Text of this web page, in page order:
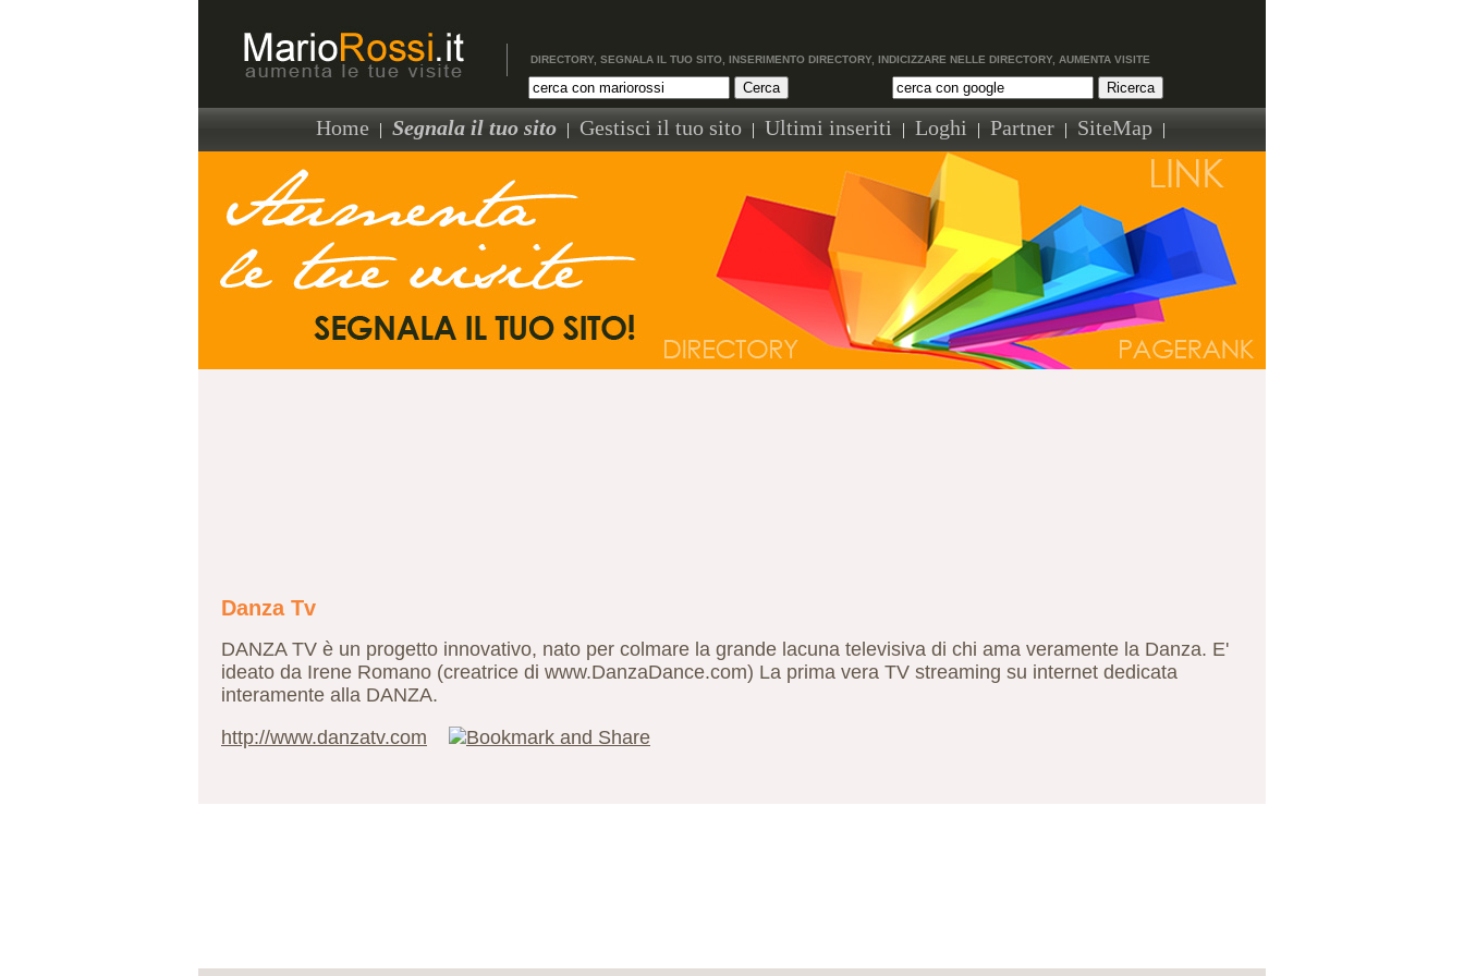
DIRECTORY, SEGNALA IL TUO SITO, INSERIMENTO DIRECTORY, INDICIZZARE NELLE DIRECTORY, AUMENTA VISITE
Home | Segnala il tuo sito | Gestisci il tuo sito | Ultimi inseriti | Loghi | Partner | SiteMap |
Danza Tv
DANZA TV è un progetto innovativo, nato per colmare la grande lacuna televisiva di chi ama veramente la Danza. E'
ideato da Irene Romano (creatrice di www.DanzaDance.com) La prima vera TV streaming su internet dedicata
interamente alla DANZA.
http://www.danzatv.com